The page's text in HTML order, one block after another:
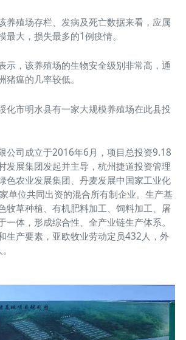
养殖场存栏、发病及死亡数据来看，应属
最大，损失最多的1例疫情。
示，该养殖场的生物安全级别非常高，通
瘟的几率较低。
化市明水县有一家大规模养殖场在此县投
公司成立于2016年6月，项目总投资9.18
发展集团发起并主导，杭州捷道投资管理
色农业发展集团、丹麦发展中国家工业化
单位共同出资的混合所有制企业。生产基
牧草种植、有机肥料加工、饲料加工、屠
一体，形成综合性、全产业链生产体系。
生产要素，亚欧牧业劳动定员432人，外